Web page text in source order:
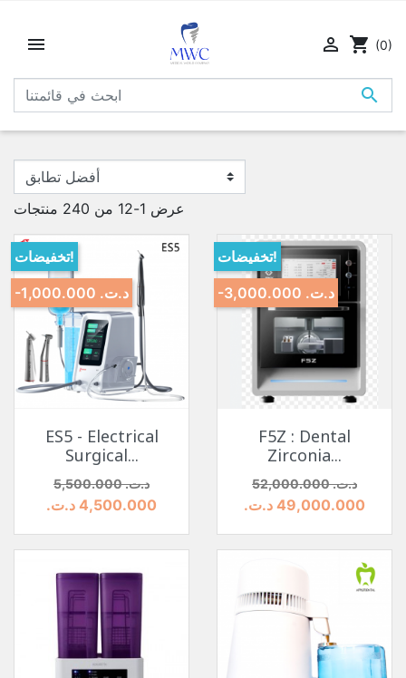


 shopping_cart (0)
عرض 1-12 من 240 منتجات
ES5 - Electrical
Surgical...
السعر الأساسي
5,500.000 د.ت.‏
السعر
4,500.000 د.ت.‏
تخفيضات!
-1,000.000 د.ت.‏
F5Z : Dental
Zirconia...
السعر الأساسي52,000.000 د.ت.‏
السعر
49,000.000 د.ت.‏
تخفيضات!
-3,000.000 د.ت.‏